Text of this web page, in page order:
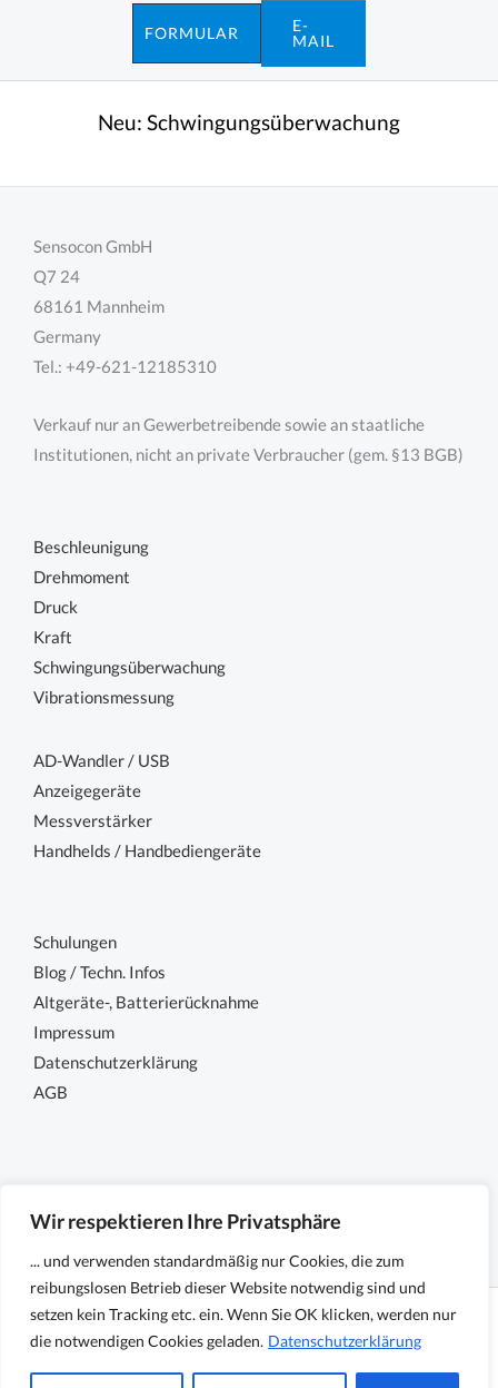
Wir respektieren Ihre Privatsphäre
... und verwenden standardmäßig nur Cookies, die zum
reibungslosen Betrieb dieser Website notwendig sind und
setzen kein Tracking etc. ein. Wenn Sie OK klicken, werden nur
die notwendigen Cookies geladen. Datenschutzerklärung
FORMULAR
E-
MAIL
Neu: Schwingungsüberwachung
Sensocon GmbH
Q7 24
68161 Mannheim
Germany
Tel.: +49-621-12185310
Verkauf nur an Gewerbetreibende sowie an staatliche
Institutionen, nicht an private Verbraucher (gem. §13 BGB)
Beschleunigung
Drehmoment
Druck
Kraft
Schwingungsüberwachung
Vibrationsmessung
AD-Wandler / USB
Anzeigegeräte
Messverstärker
Handhelds / Handbediengeräte
Schulungen
Blog / Techn. Infos
Altgeräte-, Batterierücknahme
Impressum
Datenschutzerklärung
AGB
Copyright © 2026 Sensocon GmbH - Sensoren und
Messtechnik